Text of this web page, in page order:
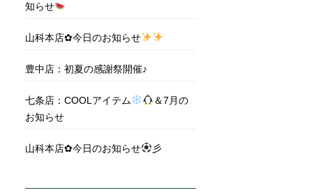
知らせ
山科本店✿今日のお知らせ
豊中店：初夏の感謝祭開催♪
七条店：COOLアイテム
＆7月の
お知らせ
山科本店✿今日のお知らせ 彡